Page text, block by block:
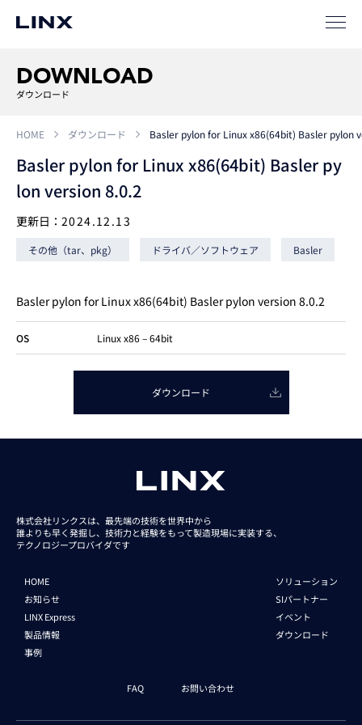
事例
SIパートナー
サポート
企業情報 EN
採用
DOWNLOAD
ダウンロード
HOME ダウンロード Basler pylon for Linux x86(64bit) Basler pylon
Basler pylon for Linux x86(64bit) Basler py
lon version 8.0.2
更新日： 2024.12.13
その他（tar、pkg） ドライバ／ソフトウェア Basler
Basler pylon for Linux x86(64bit) Basler pylon version 8.0.2
OS Linux x86 – 64bit
ダウンロード
株式会社リンクスは、最先端の技術を世界中から
誰よりも早く発掘し、技術力と経験をもって製造現場に実装する、
テクノロジープロバイダです
HOME
お知らせ
LINX Express
製品情報
事例
ソリューション
SIパートナー
イベント
ダウンロード
FAQ お問い合わせ